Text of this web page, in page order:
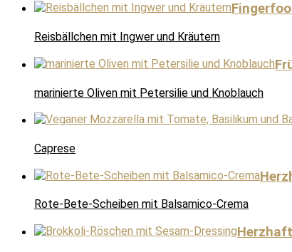
Reisbällchen mit Ingwer und Kräutern
marinierte Oliven mit Petersilie und Knoblauch
Caprese
Rote-Bete-Scheiben mit Balsamico-Crema